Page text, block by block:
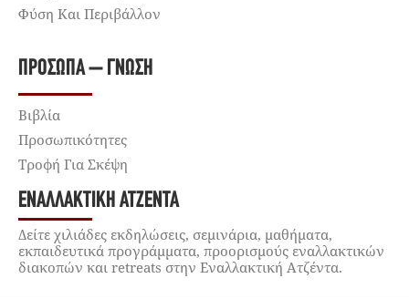
Φύση Και Περιβάλλον
ΠΡΌΣΩΠΑ – ΓΝΏΣΗ
Βιβλία
Προσωπικότητες
Τροφή Για Σκέψη
ΕΝΑΛΛΑΚΤΙΚΉ ΑΤΖΈΝΤΑ
Δείτε χιλιάδες εκδηλώσεις, σεμινάρια, μαθήματα,
εκπαιδευτικά προγράμματα, προορισμούς εναλλακτικών
διακοπών και retreats στην Εναλλακτική Ατζέντα.